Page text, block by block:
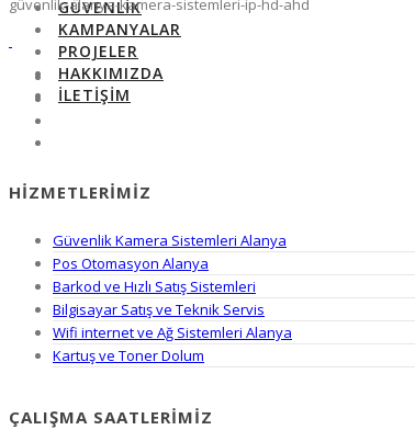
GÜVENLIK
KAMPANYALAR
PROJELER
HAKKIMIZDA
İLETIŞIM
güvenlik-alanya-kamera-sistemleri-ip-hd-ahd
HIZMETLERIMIZ
Güvenlik Kamera Sistemleri Alanya
Pos Otomasyon Alanya
Barkod ve Hızlı Satış Sistemleri
Bilgisayar Satış ve Teknik Servis
Wifi internet ve Ağ Sistemleri Alanya
Kartuş ve Toner Dolum
ÇALIŞMA SAATLERIMIZ